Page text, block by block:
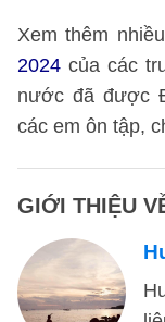
Xem thêm
2024 của các
nước đã được
các em ôn tập,
GIỚI THIỆU